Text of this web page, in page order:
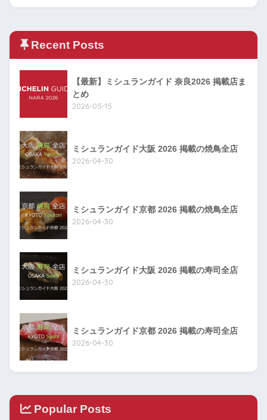
Recent Posts
【最新】ミシュランガイド 奈良2026 掲載店ま
とめ
2026-05-15
ミシュランガイド大阪 2026 掲載の焼鳥全店
2026-04-30
ミシュランガイド京都 2026 掲載の焼鳥全店
2026-04-30
ミシュランガイド大阪 2026 掲載の寿司全店
2026-04-30
ミシュランガイド京都 2026 掲載の寿司全店
2026-04-30
Popular Posts